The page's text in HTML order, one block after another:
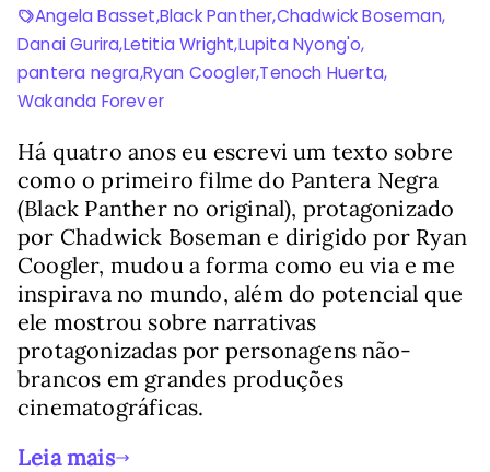
Angela Basset,Black Panther,Chadwick Boseman,
Danai Gurira,Letitia Wright,Lupita Nyong'o,
pantera negra,Ryan Coogler,Tenoch Huerta,
Wakanda Forever
Há quatro anos eu escrevi um texto sobre
como o primeiro filme do Pantera Negra
(Black Panther no original), protagonizado
por Chadwick Boseman e dirigido por Ryan
Coogler, mudou a forma como eu via e me
inspirava no mundo, além do potencial que
ele mostrou sobre narrativas
protagonizadas por personagens não-
brancos em grandes produções
cinematográficas.
Leia mais